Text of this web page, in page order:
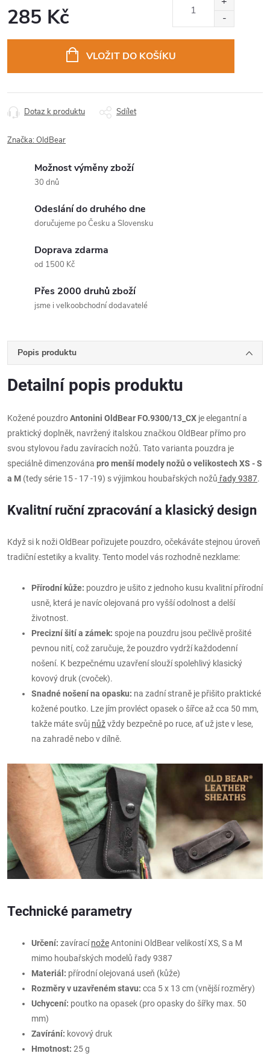
285 Kč
VLOŽIT DO KOŠÍKU
Dotaz k produktu Sdílet
Značka:OldBear
Možnost výměny zboží
30 dnů
Odeslání do druhého dne
doručujeme po Česku a Slovensku
Doprava zdarma
od 1500 Kč
Přes 2000 druhů zboží
jsme i velkoobchodní dodavatelé
Popis produktu
Detailní popis produktu
Kožené pouzdroAntonini OldBear FO.9300/13_CX je elegantní a
praktický doplněk, navržený italskou značkou OldBear přímo pro
svou stylovou řadu zavíracích nožů. Tato varianta pouzdra je
speciálně dimenzována pro menší modely nožů o velikostech XS - S
a M (tedy série 15 - 17 -19) s výjimkou houbařských nožů řady 9387.
Kvalitní ruční zpracování a klasický design
Když si k noži OldBear pořizujete pouzdro, očekáváte stejnou úroveň
tradiční estetiky a kvality. Tento model vás rozhodně nezklame:
Přírodní kůže: pouzdro je ušito z jednoho kusu kvalitní přírodní
usně, která je navíc olejovaná pro vyšší odolnost a delší
životnost.
Precizní šití a zámek: spoje na pouzdru jsou pečlivě prošité
pevnou nití, což zaručuje, že pouzdro vydrží každodenní
nošení. K bezpečnému uzavření slouží spolehlivý klasický
kovový druk (cvoček).
Snadné nošení na opasku: na zadní straně je přišito praktické
kožené poutko. Lze jím provléct opasek o šířce až cca 50 mm,
takže máte svůj nůžvždy bezpečně po ruce, ať už jste v lese,
na zahradě nebo v dílně.
Technické parametry
Určení: zavíracínožeAntonini OldBear velikostí XS, S a M
mimo houbařských modelů řady 9387
Materiál: přírodní olejovaná useň (kůže)
Rozměry v uzavřeném stavu: cca 5 x 13 cm (vnější rozměry)
Uchycení: poutko na opasek (pro opasky do šířky max. 50
mm)
Zavírání: kovový druk
Hmotnost: 25g